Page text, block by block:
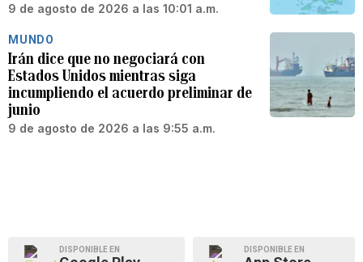
9 de agosto de 2026 a las 10:01 a.m.
MUNDO
Irán dice que no negociará con
Estados Unidos mientras siga
incumpliendo el acuerdo preliminar de
junio
9 de agosto de 2026 a las 9:55 a.m.
DISPONIBLE EN DISPONIBLE EN